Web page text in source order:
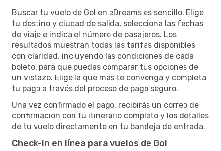
Buscar tu vuelo de Gol en eDreams es sencillo. Elige
tu destino y ciudad de salida, selecciona las fechas
de viaje e indica el número de pasajeros. Los
resultados muestran todas las tarifas disponibles
con claridad, incluyendo las condiciones de cada
boleto, para que puedas comparar tus opciones de
un vistazo. Elige la que más te convenga y completa
tu pago a través del proceso de pago seguro.
Una vez confirmado el pago, recibirás un correo de
confirmación con tu itinerario completo y los detalles
de tu vuelo directamente en tu bandeja de entrada.
Check-in en línea para vuelos de Gol